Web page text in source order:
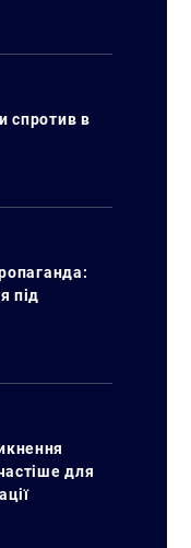
спротив в
під
для